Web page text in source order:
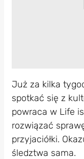
Już za kilka
spotkać się z
powraca w Life
rozwiązać
przyjaciółki.
śledztwa sama.